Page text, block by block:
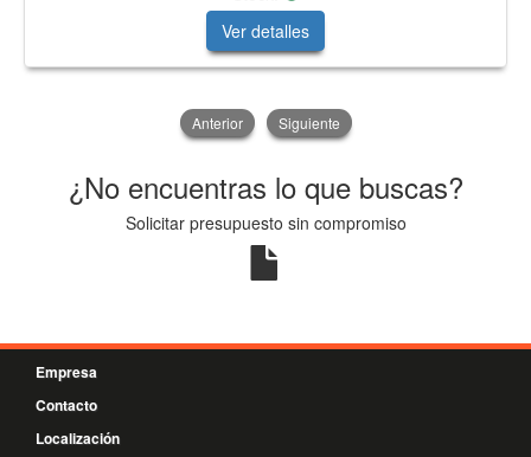
Ver detalles
Anterior Siguiente
¿No encuentras lo que buscas?
Solicitar presupuesto sin compromiso
Empresa
Contacto
Localización